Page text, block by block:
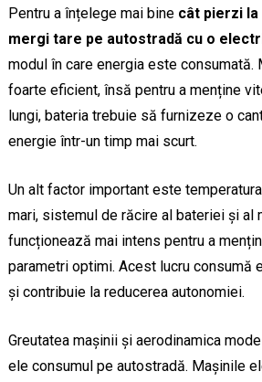
Pentru a înțelege mai bine cât pierzi la
mergi tare pe autostradă cu o
modul în care energia este
foarte eficient, însă pentru a menține
lungi, bateria trebuie să furnizeze o
energie într-un timp mai scurt.
Un alt factor important este
mari, sistemul de răcire al bateriei și al
funcționează mai intens pentru a
parametri optimi. Acest lucru consumă
și contribuie la reducerea autonomiei.
Greutatea mașinii și aerodinamica
ele consumul pe autostradă. Mașinile